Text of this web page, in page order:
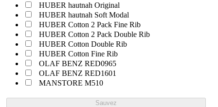
HUBER hautnah Original
HUBER hautnah Soft Modal
HUBER Cotton 2 Pack Fine Rib
HUBER Cotton 2 Pack Double Rib
HUBER Cotton Double Rib
HUBER Cotton Fine Rib
OLAF BENZ RED0965
OLAF BENZ RED1601
MANSTORE M510
Sauvez